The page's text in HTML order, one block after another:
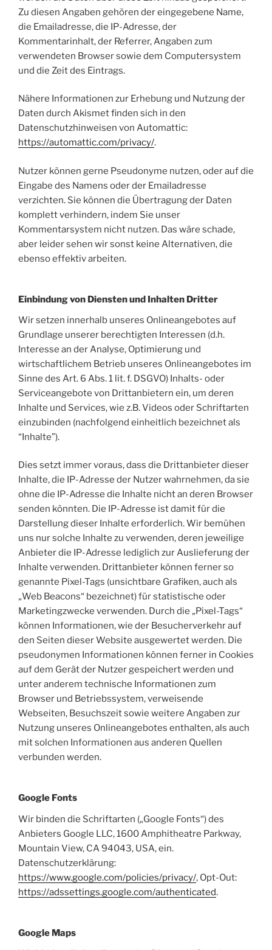
Zu diesen Angaben gehören der eingegebene Name,
die Emailadresse, die IP-Adresse, der
Kommentarinhalt, der Referrer, Angaben zum
verwendeten Browser sowie dem Computersystem
und die Zeit des Eintrags.
Nähere Informationen zur Erhebung und Nutzung der
Daten durch Akismet finden sich in den
Datenschutzhinweisen von Automattic:
https://automattic.com/privacy/.
Nutzer können gerne Pseudonyme nutzen, oder auf die
Eingabe des Namens oder der Emailadresse
verzichten. Sie können die Übertragung der Daten
komplett verhindern, indem Sie unser
Kommentarsystem nicht nutzen. Das wäre schade,
aber leider sehen wir sonst keine Alternativen, die
ebenso effektiv arbeiten.
Einbindung von Diensten und Inhalten Dritter
Wir setzen innerhalb unseres Onlineangebotes auf
Grundlage unserer berechtigten Interessen (d.h.
Interesse an der Analyse, Optimierung und
wirtschaftlichem Betrieb unseres Onlineangebotes im
Sinne des Art. 6 Abs. 1 lit. f. DSGVO) Inhalts- oder
Serviceangebote von Drittanbietern ein, um deren
Inhalte und Services, wie z.B. Videos oder Schriftarten
einzubinden (nachfolgend einheitlich bezeichnet als
“Inhalte”).
Dies setzt immer voraus, dass die Drittanbieter dieser
Inhalte, die IP-Adresse der Nutzer wahrnehmen, da sie
ohne die IP-Adresse die Inhalte nicht an deren Browser
senden könnten. Die IP-Adresse ist damit für die
Darstellung dieser Inhalte erforderlich. Wir bemühen
uns nur solche Inhalte zu verwenden, deren jeweilige
Anbieter die IP-Adresse lediglich zur Auslieferung der
Inhalte verwenden. Drittanbieter können ferner so
genannte Pixel-Tags (unsichtbare Grafiken, auch als
„Web Beacons“ bezeichnet) für statistische oder
Marketingzwecke verwenden. Durch die „Pixel-Tags“
können Informationen, wie der Besucherverkehr auf
den Seiten dieser Website ausgewertet werden. Die
pseudonymen Informationen können ferner in Cookies
auf dem Gerät der Nutzer gespeichert werden und
unter anderem technische Informationen zum
Browser und Betriebssystem, verweisende
Webseiten, Besuchszeit sowie weitere Angaben zur
Nutzung unseres Onlineangebotes enthalten, als auch
mit solchen Informationen aus anderen Quellen
verbunden werden.
Google Fonts
Wir binden die Schriftarten („Google Fonts“) des
Anbieters Google LLC, 1600 Amphitheatre Parkway,
Mountain View, CA 94043, USA, ein.
Datenschutzerklärung:
https://www.google.com/policies/privacy/, Opt-Out:
https://adssettings.google.com/authenticated.
Google Maps